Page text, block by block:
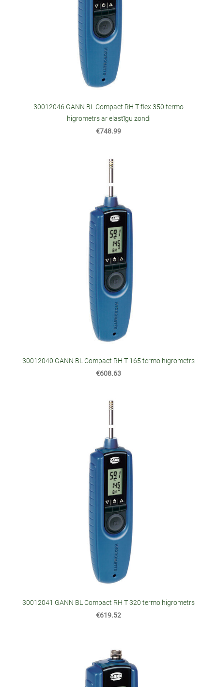
30012046 GANN BL Compact RH T flex 350 termo
higrometrs ar elastīgu zondi
€748.99
30012040 GANN BL Compact RH T 165 termo higrometrs
€608.63
30012041 GANN BL Compact RH T 320 termo higrometrs
€619.52